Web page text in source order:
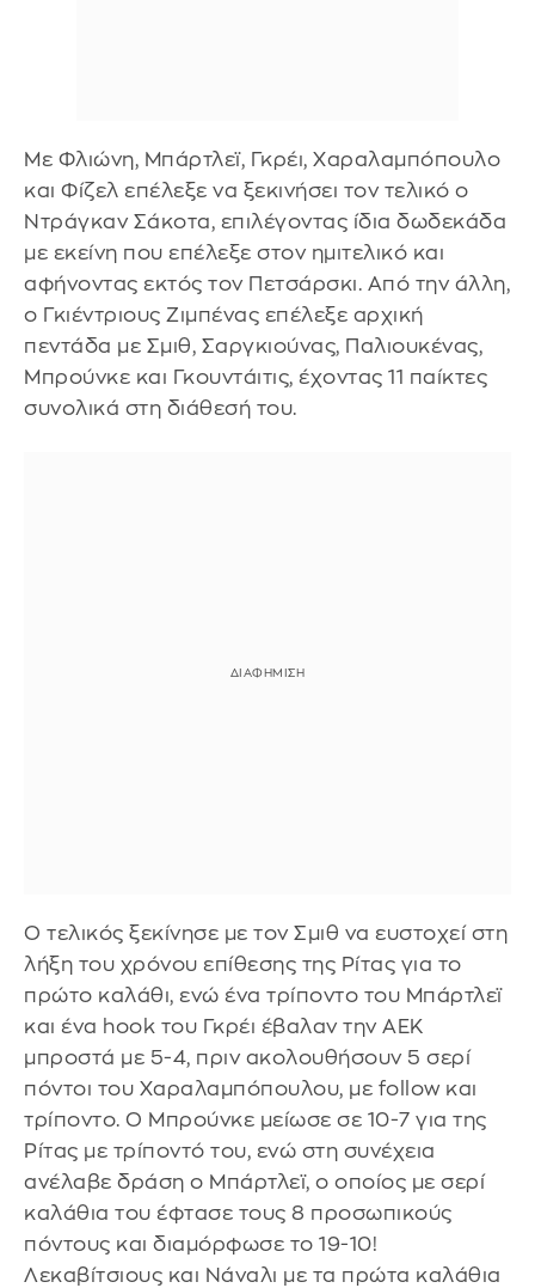
Με Φλιώνη, Μπάρτλεϊ, Γκρέι, Χαραλαμπόπουλο
και Φίζελ επέλεξε να ξεκινήσει τον τελικό ο
Ντράγκαν Σάκοτα, επιλέγοντας ίδια δωδεκάδα
με εκείνη που επέλεξε στον ημιτελικό και
αφήνοντας εκτός τον Πετσάρσκι. Από την άλλη,
ο Γκιέντριους Ζιμπένας επέλεξε αρχική
πεντάδα με Σμιθ, Σαργκιούνας, Παλιουκένας,
Μπρούνκε και Γκουντάιτις, έχοντας 11 παίκτες
συνολικά στη διάθεσή του.
Ο τελικός ξεκίνησε με τον Σμιθ να ευστοχεί στη
λήξη του χρόνου επίθεσης της Ρίτας για το
πρώτο καλάθι, ενώ ένα τρίποντο του Μπάρτλεϊ
και ένα hook του Γκρέι έβαλαν την ΑΕΚ
μπροστά με 5-4, πριν ακολουθήσουν 5 σερί
πόντοι του Χαραλαμπόπουλου, με follow και
τρίποντο. Ο Μπρούνκε μείωσε σε 10-7 για της
Ρίτας με τρίποντό του, ενώ στη συνέχεια
ανέλαβε δράση ο Μπάρτλεϊ, ο οποίος με σερί
καλάθια του έφτασε τους 8 προσωπικούς
πόντους και διαμόρφωσε το 19-10!
Λεκαβίτσιους και Νάναλι με τα πρώτα καλάθια